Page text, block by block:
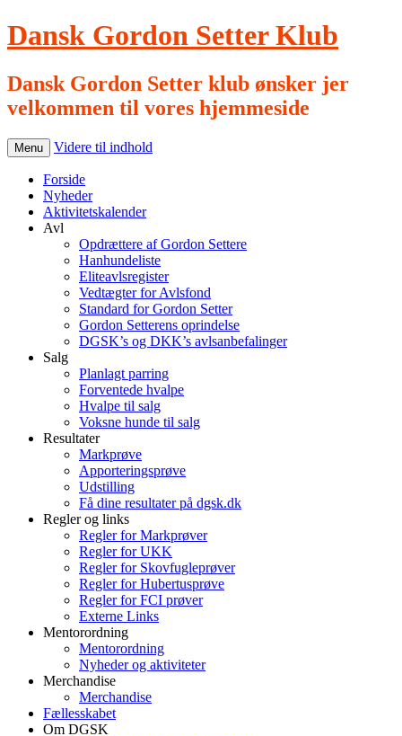
Dansk Gordon Setter Klub
Dansk Gordon Setter klub ønsker jer
velkommen til vores hjemmeside
Menu Videre til indhold
Forside
Nyheder
Aktivitetskalender
Avl
Opdrættere af Gordon Settere
Hanhundeliste
Eliteavlsregister
Vedtægter for Avlsfond
Standard for Gordon Setter
Gordon Setterens oprindelse
DGSK’s og DKK’s avlsanbefalinger
Salg
Planlagt parring
Forventede hvalpe
Hvalpe til salg
Voksne hunde til salg
Resultater
Markprøve
Apporteringsprøve
Udstilling
Få dine resultater på dgsk.dk
Regler og links
Regler for Markprøver
Regler for UKK
Regler for Skovfugleprøver
Regler for Hubertusprøve
Regler for FCI prøver
Externe Links
Mentorordning
Mentorordning
Nyheder og aktiviteter
Merchandise
Merchandise
Fællesskabet
Om DGSK